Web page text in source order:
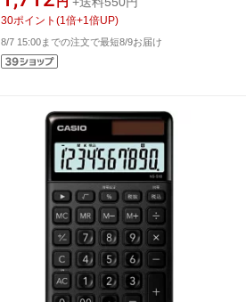
30ポイント (1 倍+1 倍UP)
8/7 15:00までの注文で最短8/9お届け